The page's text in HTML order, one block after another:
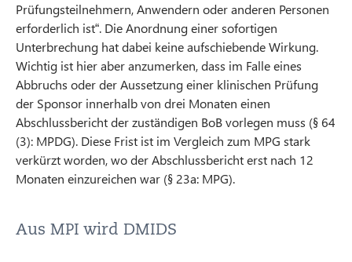
Prüfungsteilnehmern, Anwendern oder anderen Personen
erforderlich ist“. Die Anordnung einer sofortigen
Unterbrechung hat dabei keine aufschiebende Wirkung.
Wichtig ist hier aber anzumerken, dass im Falle eines
Abbruchs oder der Aussetzung einer klinischen Prüfung
der Sponsor innerhalb von drei Monaten einen
Abschlussbericht der zuständigen BoB vorlegen muss (§ 64
(3): MPDG). Diese Frist ist im Vergleich zum MPG stark
verkürzt worden, wo der Abschlussbericht erst nach 12
Monaten einzureichen war (§ 23a: MPG).
Aus MPI wird DMIDS